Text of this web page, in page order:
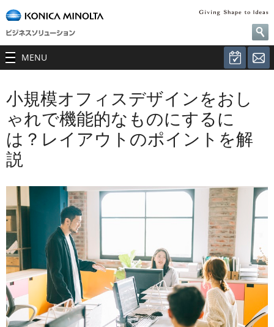
MENU
小規模オフィスデザインをおし
ゃれで機能的なものにするに
は？レイアウトのポイントを解
説